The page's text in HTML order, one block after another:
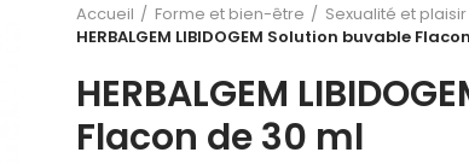
Accueil Forme et bien-être
Sexualité et plaisir
HERBALGEM LIBIDOGEM Solution buvable
HERBALGEM
Flacon de 30 ml